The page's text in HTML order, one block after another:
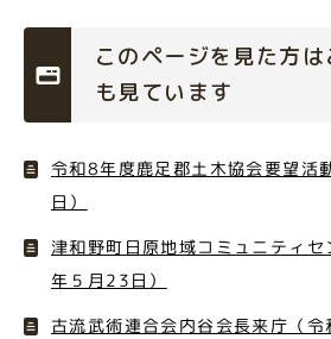
このページを見た方
も見ています
令和8年度鹿足郡土木協会要望活
日）
津和野町日原地域コミュニティセ
年５月23日）
古流武術連合会内谷会長来庁（令